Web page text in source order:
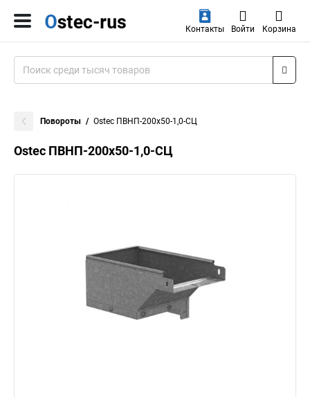
Контакты Войти Корзина
Повороты Ostec ПВНП-200х50-1,0-СЦ
Ostec ПВНП-200х50-1,0-СЦ